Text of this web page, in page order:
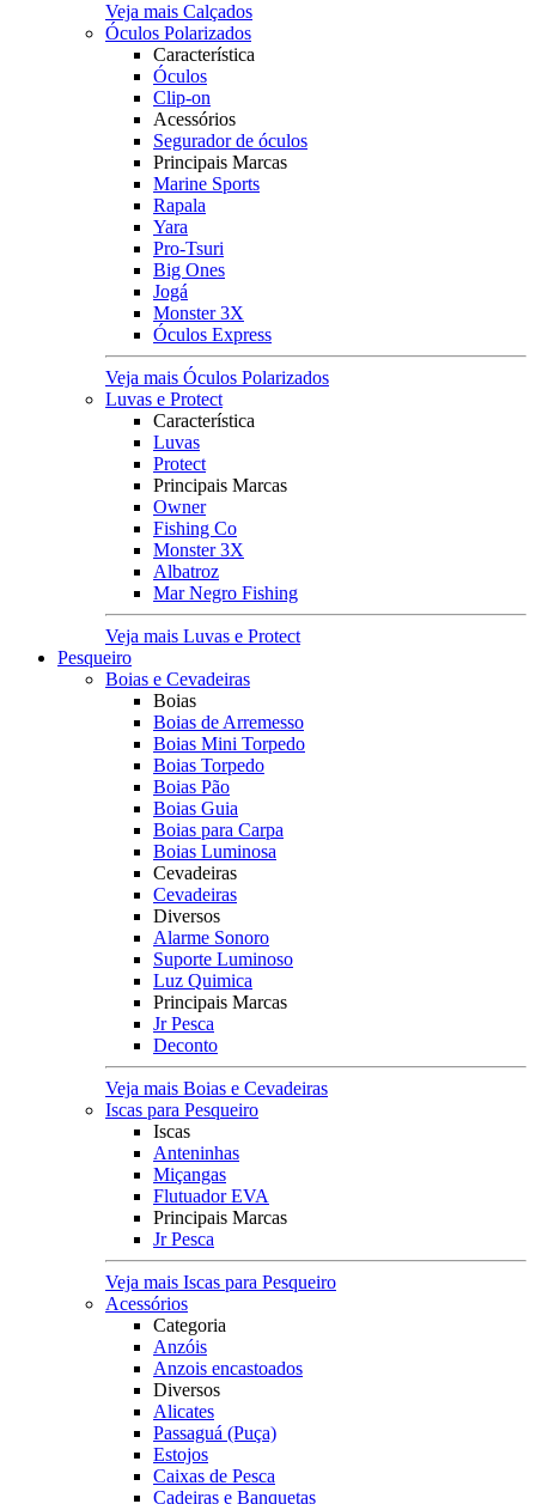
Veja mais Calçados
Óculos Polarizados
Característica
Óculos
Clip-on
Acessórios
Segurador de óculos
Principais Marcas
Marine Sports
Rapala
Yara
Pro-Tsuri
Big Ones
Jogá
Monster 3X
Óculos Express
Veja mais Óculos Polarizados
Luvas e Protect
Característica
Luvas
Protect
Principais Marcas
Owner
Fishing Co
Monster 3X
Albatroz
Mar Negro Fishing
Veja mais Luvas e Protect
Pesqueiro
Boias e Cevadeiras
Boias
Boias de Arremesso
Boias Mini Torpedo
Boias Torpedo
Boias Pão
Boias Guia
Boias para Carpa
Boias Luminosa
Cevadeiras
Cevadeiras
Diversos
Alarme Sonoro
Suporte Luminoso
Luz Quimica
Principais Marcas
Jr Pesca
Deconto
Veja mais Boias e Cevadeiras
Iscas para Pesqueiro
Iscas
Anteninhas
Miçangas
Flutuador EVA
Principais Marcas
Jr Pesca
Veja mais Iscas para Pesqueiro
Acessórios
Categoria
Anzóis
Anzois encastoados
Diversos
Alicates
Passaguá (Puça)
Estojos
Caixas de Pesca
Cadeiras e Banquetas